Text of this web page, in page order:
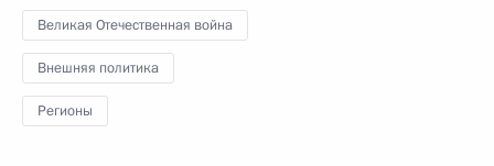
Великая Отечественная война
Внешняя политика
Регионы